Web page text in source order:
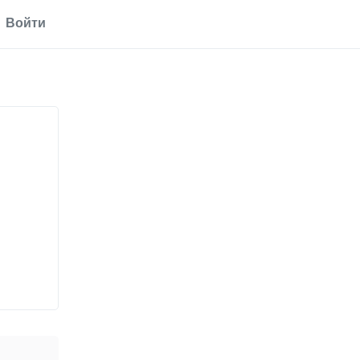
Войти